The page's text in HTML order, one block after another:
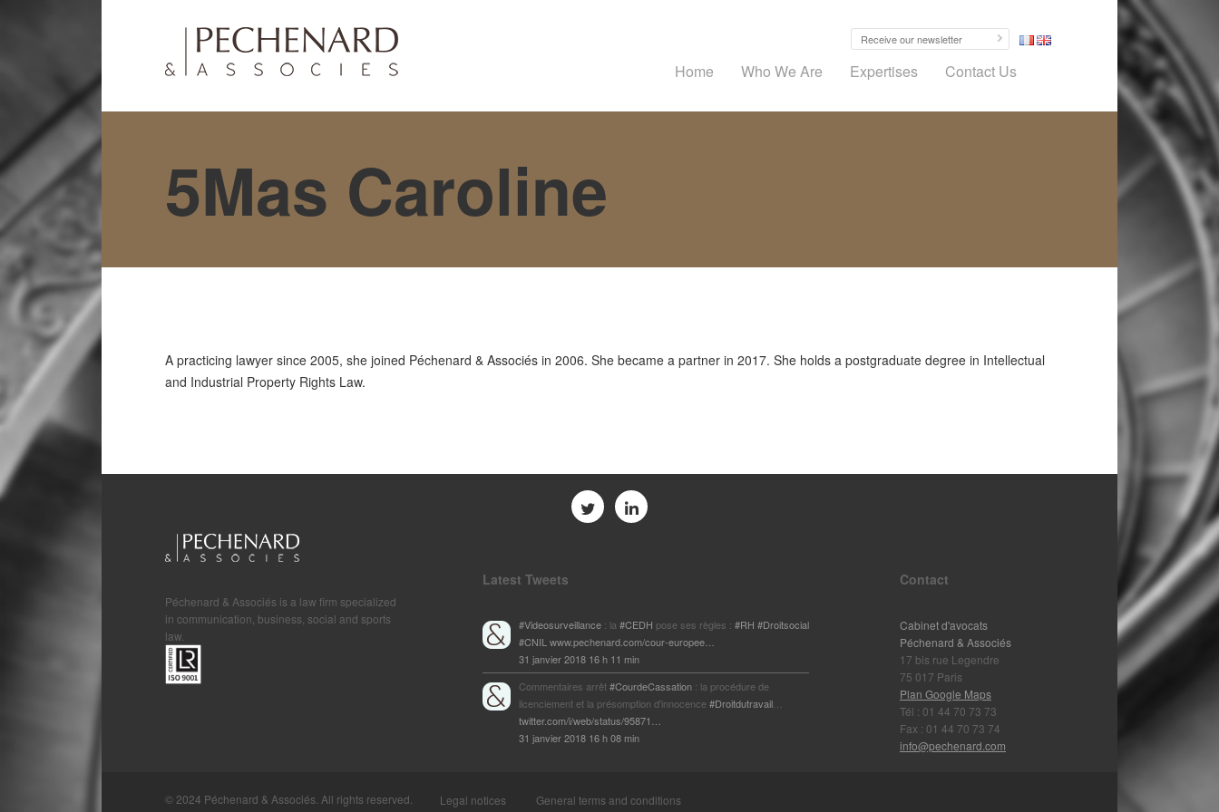
Home Who We Are Expertises Contact Us
5Mas Caroline
A practicing lawyer since 2005, she joined Péchenard & Associés in 2006. She became a partner in 2017. She holds a postgraduate degree in Intellectual
and Industrial Property Rights Law.
Péchenard & Associés is a law firm specialized
in communication, business, social and sports
law.
Latest Tweets
#Videosurveillance : la #CEDH pose ses règles : #RH #Droitsocial
#CNIL www.pechenard.com/cour-europee…
31 janvier 2018 16 h 11 min
Commentaires arrêt#CourdeCassation : la procédure de
licenciement et la présomption d'innocence#Droitdutravail
twitter.com/i/web/status/95871…
31 janvier 2018 16 h 08 min
Contact
Cabinet d'avocats
Péchenard & Associés
17 bis rue Legendre
75 017 Paris
Plan Google Maps
Tél : 01 44 70 73 73
Fax : 01 44 70 73 74
info@pechenard.com
© 2024 Péchenard & Associés. All rights reserved. Legal notices General terms and conditions